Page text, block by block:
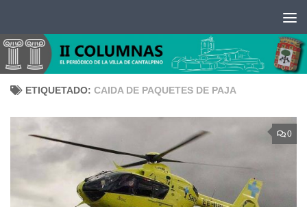
ETIQUETADO: CAIDA DE PAQUETES DE PAJA
0